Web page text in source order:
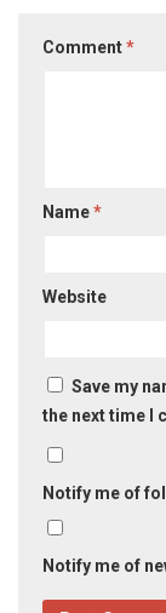
Comment*
Name*
Website
Save my
the next time I
Notify me of
Notify me of